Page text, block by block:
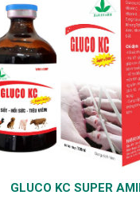
GLUCO KC SUPER